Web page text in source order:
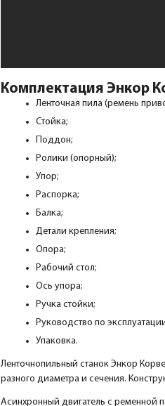
Комплектация Энкор
Ленточная пила (ремень
Стойка;
Поддон;
Ролики (опорный);
Упор;
Распорка;
Балка;
Детали крепления;
Опора;
Рабочий стол;
Ось упора;
Ручка стойки;
Руководство по
Упаковка.
Ленточнопильный станок Энкор
разного диаметра и сечения.
Асинхронный двигатель с ременной